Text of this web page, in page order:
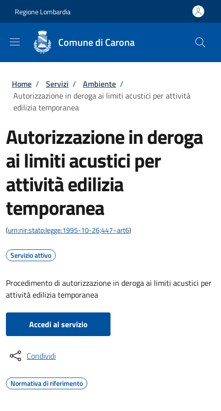
Regione Lombardia
Comune di Carona
Briciole di pane
Home / Servizi / Ambiente /
Autorizzazione in deroga ai limiti acustici per attività
edilizia temporanea
Autorizzazione in deroga
ai limiti acustici per
attività edilizia
temporanea
(urn:nir:stato:legge:1995-10-26;447~art6)
Servizio attivo
Procedimento di autorizzazione in deroga ai limiti acustici per
attività edilizia temporanea
Accedi al servizio
Condividi
Normativa di riferimento